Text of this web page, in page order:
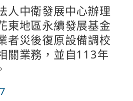
人中衛發展中心辦理
東地區永續發展基金
者災後復原設備調校
關業務，並自113年